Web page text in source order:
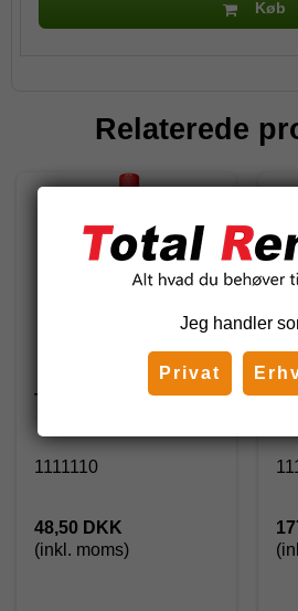
Køb
Relaterede
Total Sani 100, 1 l.
1111110
48,50 DKK
(inkl. moms)
Jeg handler
Privat